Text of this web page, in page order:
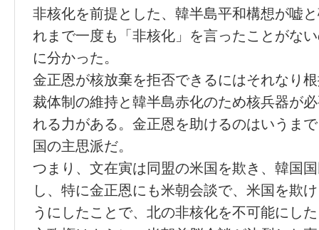
非核化を前提とした、韓半島平和構想が嘘
れまで一度も「非核化」を言ったことがな
に分かった。
金正恩が核放棄を拒否できるにはそれなり
裁体制の維持と韓半島赤化のため核兵器が
れる力がある。金正恩を助けるのはいうま
国の主思派だ。
つまり、文在寅は同盟の米国を欺き、韓国
し、特に金正恩にも米朝会談で、米国を欺
うにしたことで、北の非核化を不可能にし